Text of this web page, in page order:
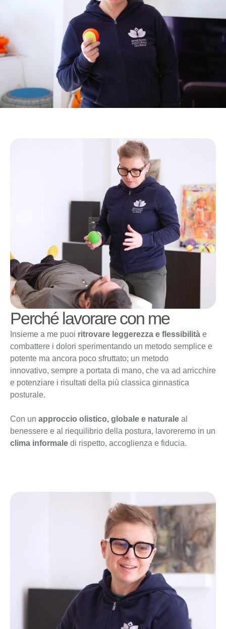
Perché lavorare con me
Insieme a me puoi ritrovare leggerezza e flessibilità e
combattere i dolori sperimentando un metodo semplice e
potente ma ancora poco sfruttato; un metodo
innovativo, sempre a portata di mano, che va ad arricchire
e potenziare i risultati della più classica ginnastica
posturale.
Con un approccio olistico, globale e naturale al
benessere e al riequilibrio della postura, lavoreremo in un
clima informale di rispetto, accoglienza e fiducia.